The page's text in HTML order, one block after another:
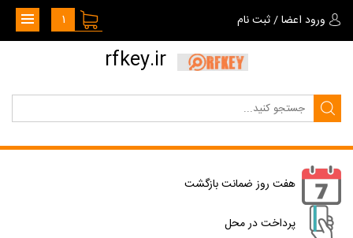
ورود اعضا/ثبت نام 1
rfkey.ir
هفت روز ضمانت بازگشت
پرداخت در محل